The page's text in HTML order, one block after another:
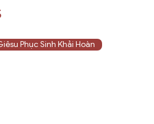
Phục Sinh Khải Hoàn